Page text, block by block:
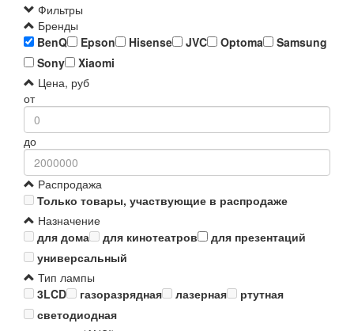
Фильтры
Бренды
BenQ
Epson Hisense JVC Optoma
Samsung
Sony
Xiaomi
Цена, руб
от
до
Распродажа
Только товары, участвующие в распродаже
Назначение
для дома
для кинотеатров
для презентаций
универсальный
Тип лампы
3LCD
газоразрядная лазерная
ртутная
светодиодная